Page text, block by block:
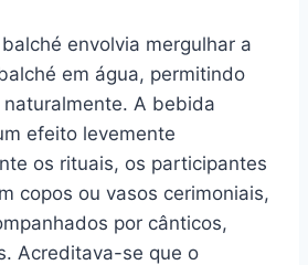
envolvia mergulhar a
em água, permitindo
A bebida
efeito levemente
os rituais, os participantes
copos ou vasos cerimoniais,
por cânticos,
Acreditava-se que o